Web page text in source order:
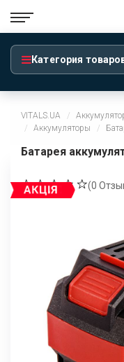
Категория
VITALS.UA
Аккумуляторы
Батарея
(0